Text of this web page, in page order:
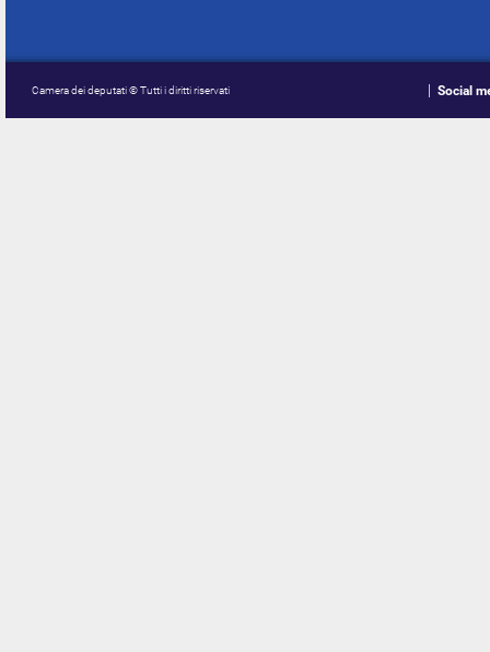
Camera dei deputati © Tutti i diritti riservati Social